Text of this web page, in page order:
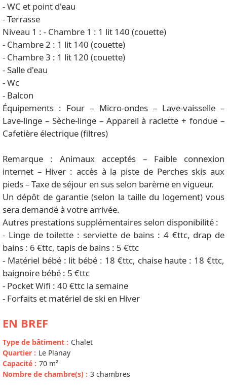
- WC et point d'eau
- Terrasse
Niveau 1 : - Chambre 1 : 1 lit 140 (couette)
- Chambre 2 : 1 lit 140 (couette)
- Chambre 3 : 1 lit 120 (couette)
- Salle d'eau
- Wc
- Balcon
Équipements : Four – Micro-ondes – Lave-vaisselle –
Lave-linge – Sèche-linge – Appareil à raclette + fondue –
Cafetière électrique (filtres)
Remarque : Animaux acceptés – Faible connexion
internet – Hiver : accès à la piste de Perches skis aux
pieds – Taxe de séjour en sus selon barème en vigueur.
Un dépôt de garantie (selon la taille du logement) vous
sera demandé à votre arrivée.
Autres prestations supplémentaires selon disponibilité :
- Linge de toilette : serviette de bains : 4 €ttc, drap de
bains : 6 €ttc, tapis de bains : 5 €ttc
- Matériel bébé : lit bébé : 18 €ttc, chaise haute : 18 €ttc,
baignoire bébé : 5 €ttc
- Pocket Wifi : 40 €ttc la semaine
- Forfaits et matériel de ski en Hiver
EN BREF
Type de bâtiment : Chalet
Quartier : Le Planay
Capacité : 70 m²
Nombre de chambre(s) : 3 chambres